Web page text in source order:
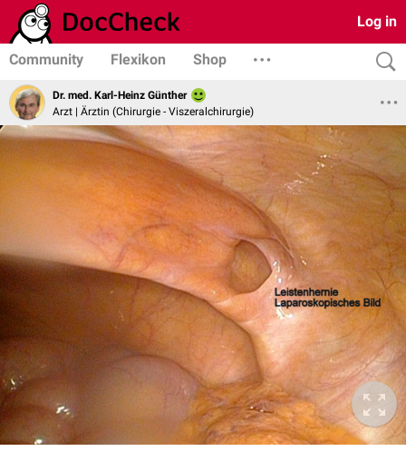
Log in
Community Flexikon Shop
Dr. med. Karl-Heinz Günther
Arzt | Ärztin (Chirurgie - Viszeralchirurgie)